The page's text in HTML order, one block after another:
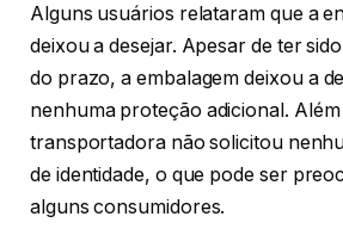
Alguns usuários relataram que a
deixou a desejar. Apesar de ter
do prazo, a embalagem deixou a
nenhuma proteção adicional. Além
transportadora não solicitou
de identidade, o que pode ser
alguns consumidores.